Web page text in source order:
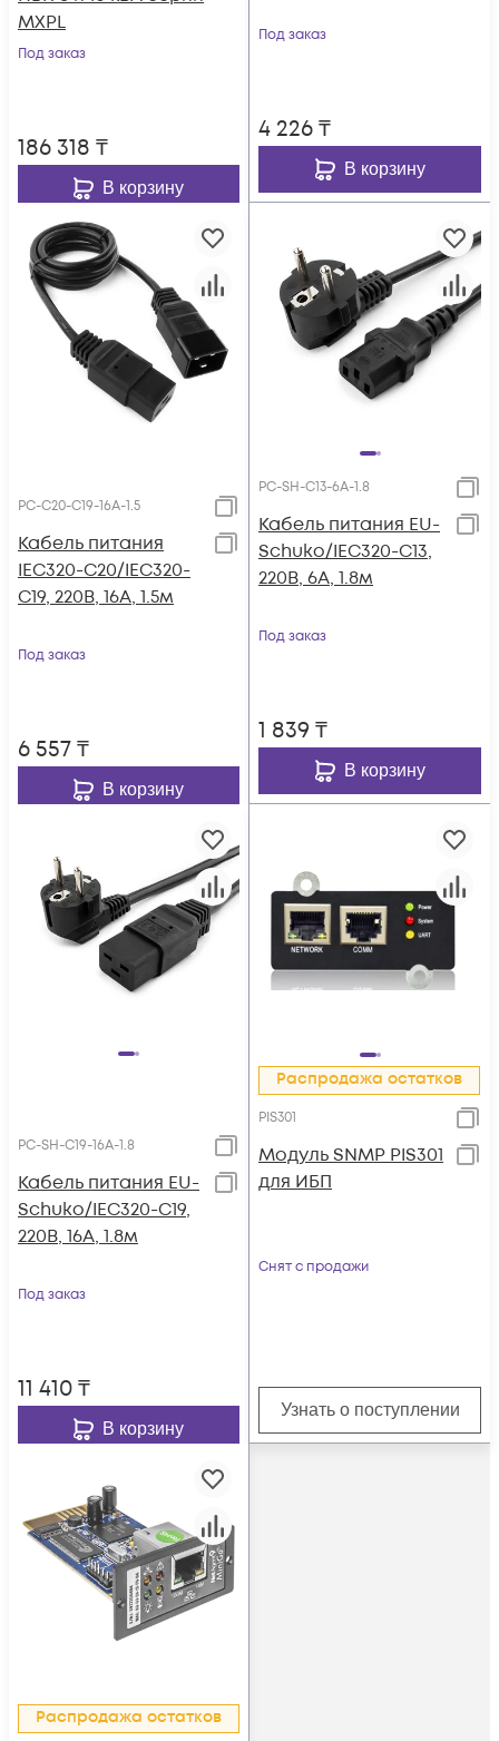
MXPL
Под заказ
186 318 ₸
В корзину
Под заказ
4 226₸
В корзину
PC-C20-C19-16A-1.5
Кабель питания
IEC320-C20/IEC320-
C19, 220B, 16А, 1.5м
Под заказ
6 557₸
В корзину
PC-SH-C13-6A-1.8
Кабель питания EU-
Schuko/IEC320-C13,
220B, 6А, 1.8м
Под заказ
1 839 ₸
В корзину
PC-SH-C19-16A-1.8
Кабель питания EU-
Schuko/IEC320-C19,
220B, 16А, 1.8м
Под заказ
11 410₸
В корзину
Распродажа остатков
PIS301
Модуль SNMP PIS301
для ИБП
Снят с продажи
Узнать о поступлении
Распродажа остатков